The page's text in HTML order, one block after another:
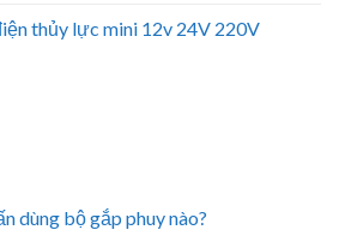
thủy lực mini 12v 24V 220V
dùng bộ gắp phuy nào?